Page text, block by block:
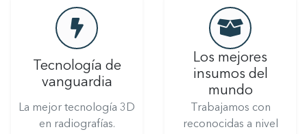
Tecnología de
vanguardia
La mejor tecnología 3D
en radiografías.
Los mejores
insumos del
mundo
Trabajamos con
reconocidas a nivel